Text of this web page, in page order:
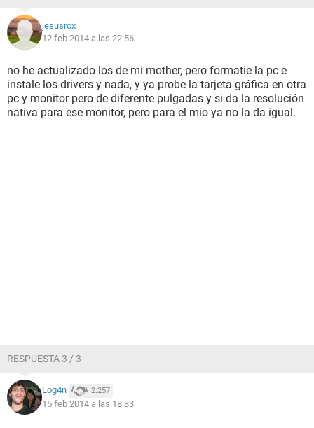
jesusrox
12 feb 2014 a las 22:56
no he actualizado los de mi mother, pero formatie la pc e
instale los drivers y nada, y ya probe la tarjeta gráfica en otra
pc y monitor pero de diferente pulgadas y si da la resolución
nativa para ese monitor, pero para el mio ya no la da igual.
RESPUESTA 3 / 3
Log4n 2.257
15 feb 2014 a las 18:33